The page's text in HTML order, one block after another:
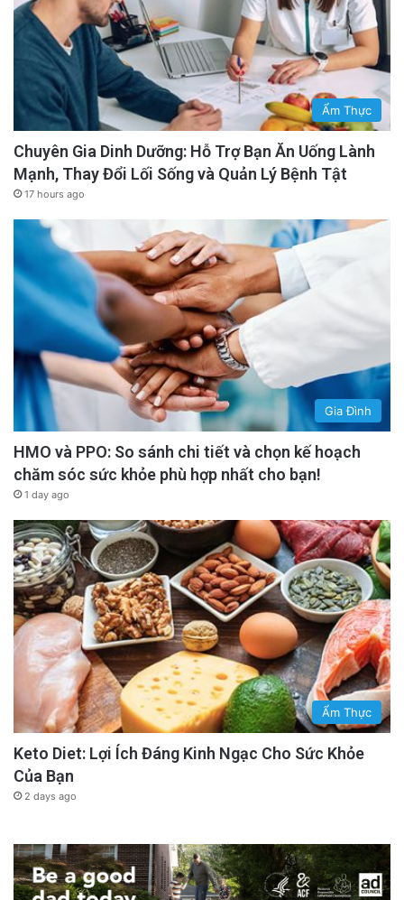
Ẩm Thực
Chuyên Gia Dinh Dưỡng: Hỗ Trợ Bạn Ăn Uống Lành
Mạnh, Thay Đổi Lối Sống và Quản Lý Bệnh Tật
17 hours ago
Gia Đình
HMO và PPO: So sánh chi tiết và chọn kế hoạch
chăm sóc sức khỏe phù hợp nhất cho bạn!
1 day ago
Ẩm Thực
Keto Diet: Lợi Ích Đáng Kinh Ngạc Cho Sức Khỏe
Của Bạn
2 days ago